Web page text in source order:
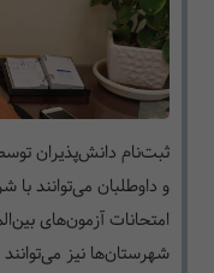
ثبت‌نام دانش‌پذیران
و داوطلبان می‌توانند
شهرستان‌ها نیز